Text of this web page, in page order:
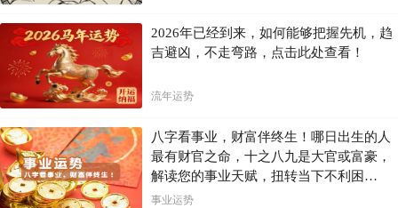
2026年已经到来，如何能够把握先机，趋
吉避凶，不走弯路，点击此处查看！
流年运势
八字看事业，财富伴终生！哪日出生的人
最有财官之命，十之八九是大官或富豪，
解读您的事业天赋，扭转当下不利困
局！！
事业运势